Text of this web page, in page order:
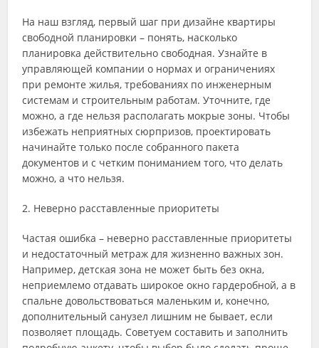
На наш взгляд, первый шаг при дизайне квартиры
свободной планировки – понять, насколько
планировка действительно свободная. Узнайте в
управляющей компании о нормах и ограничениях
при ремонте жилья, требованиях по инженерным
системам и строительным работам. Уточните, где
можно, а где нельзя располагать мокрые зоны. Чтобы
избежать неприятных сюрпризов, проектировать
начинайте только после собранного пакета
документов и с четким пониманием того, что делать
можно, а что нельзя.
2. Неверно расставленные приоритеты
Частая ошибка – неверно расставленные приоритеты
и недостаточный метраж для жизненно важных зон.
Например, детская зона не может быть без окна,
неприемлемо отдавать широкое окно гардеробной, а в
спальне довольствоваться маленьким и, конечно,
дополнительный санузел лишним не бывает, если
позволяет площадь. Советуем составить и заполнить